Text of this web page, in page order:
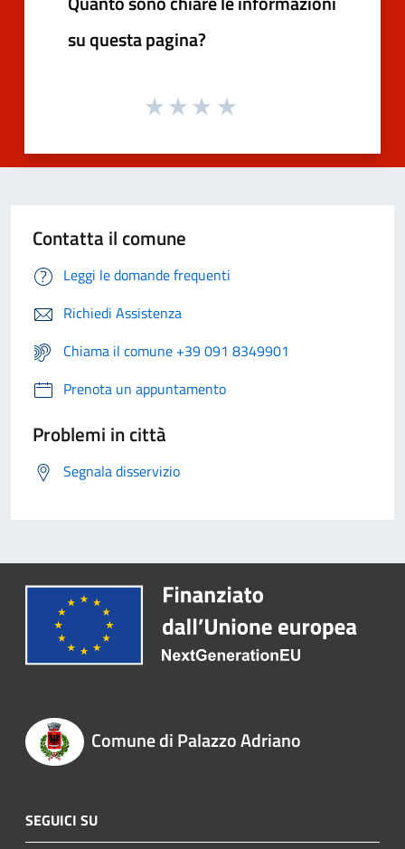
su questa pagina?
Contatta il comune
Leggi le domande frequenti
Richiedi Assistenza
Chiama il comune +39 091 8349901
Prenota un appuntamento
Problemi in città
Segnala disservizio
Comune di Palazzo Adriano
SEGUICI SU